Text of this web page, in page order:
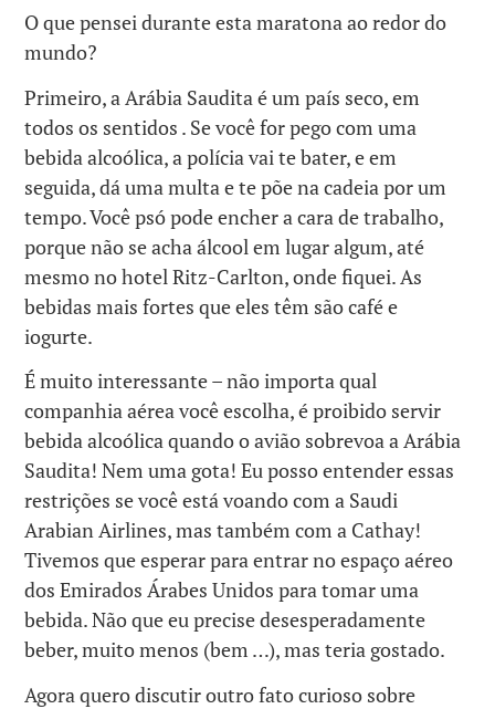
O que pensei durante esta maratona ao redor do
mundo?
Primeiro, a Arábia Saudita é um país seco, em
todos os sentidos . Se você for pego com uma
bebida alcoólica, a polícia vai te bater, e em
seguida, dá uma multa e te põe na cadeia por um
tempo. Você psó pode encher a cara de trabalho,
porque não se acha álcool em lugar algum, até
mesmo no hotel Ritz-Carlton, onde fiquei. As
bebidas mais fortes que eles têm são café e
iogurte.
É muito interessante – não importa qual
companhia aérea você escolha, é proibido servir
bebida alcoólica quando o avião sobrevoa a Arábia
Saudita! Nem uma gota! Eu posso entender essas
restrições se você está voando com a Saudi
Arabian Airlines, mas também com a Cathay!
Tivemos que esperar para entrar no espaço aéreo
dos Emirados Árabes Unidos para tomar uma
bebida. Não que eu precise desesperadamente
beber, muito menos (bem …), mas teria gostado.
Agora quero discutir outro fato curioso sobre